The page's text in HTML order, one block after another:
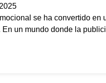
se ha convertido en
un mundo donde la